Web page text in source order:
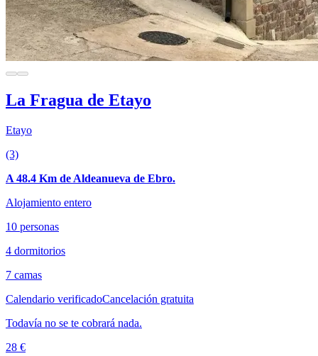
La Fragua de Etayo
Etayo
(3)
A 48.4 Km de Aldeanueva de Ebro.
Alojamiento entero
10 personas
4 dormitorios
7 camas
Calendario verificadoCancelación gratuita
Todavía no se te cobrará nada.
28 €